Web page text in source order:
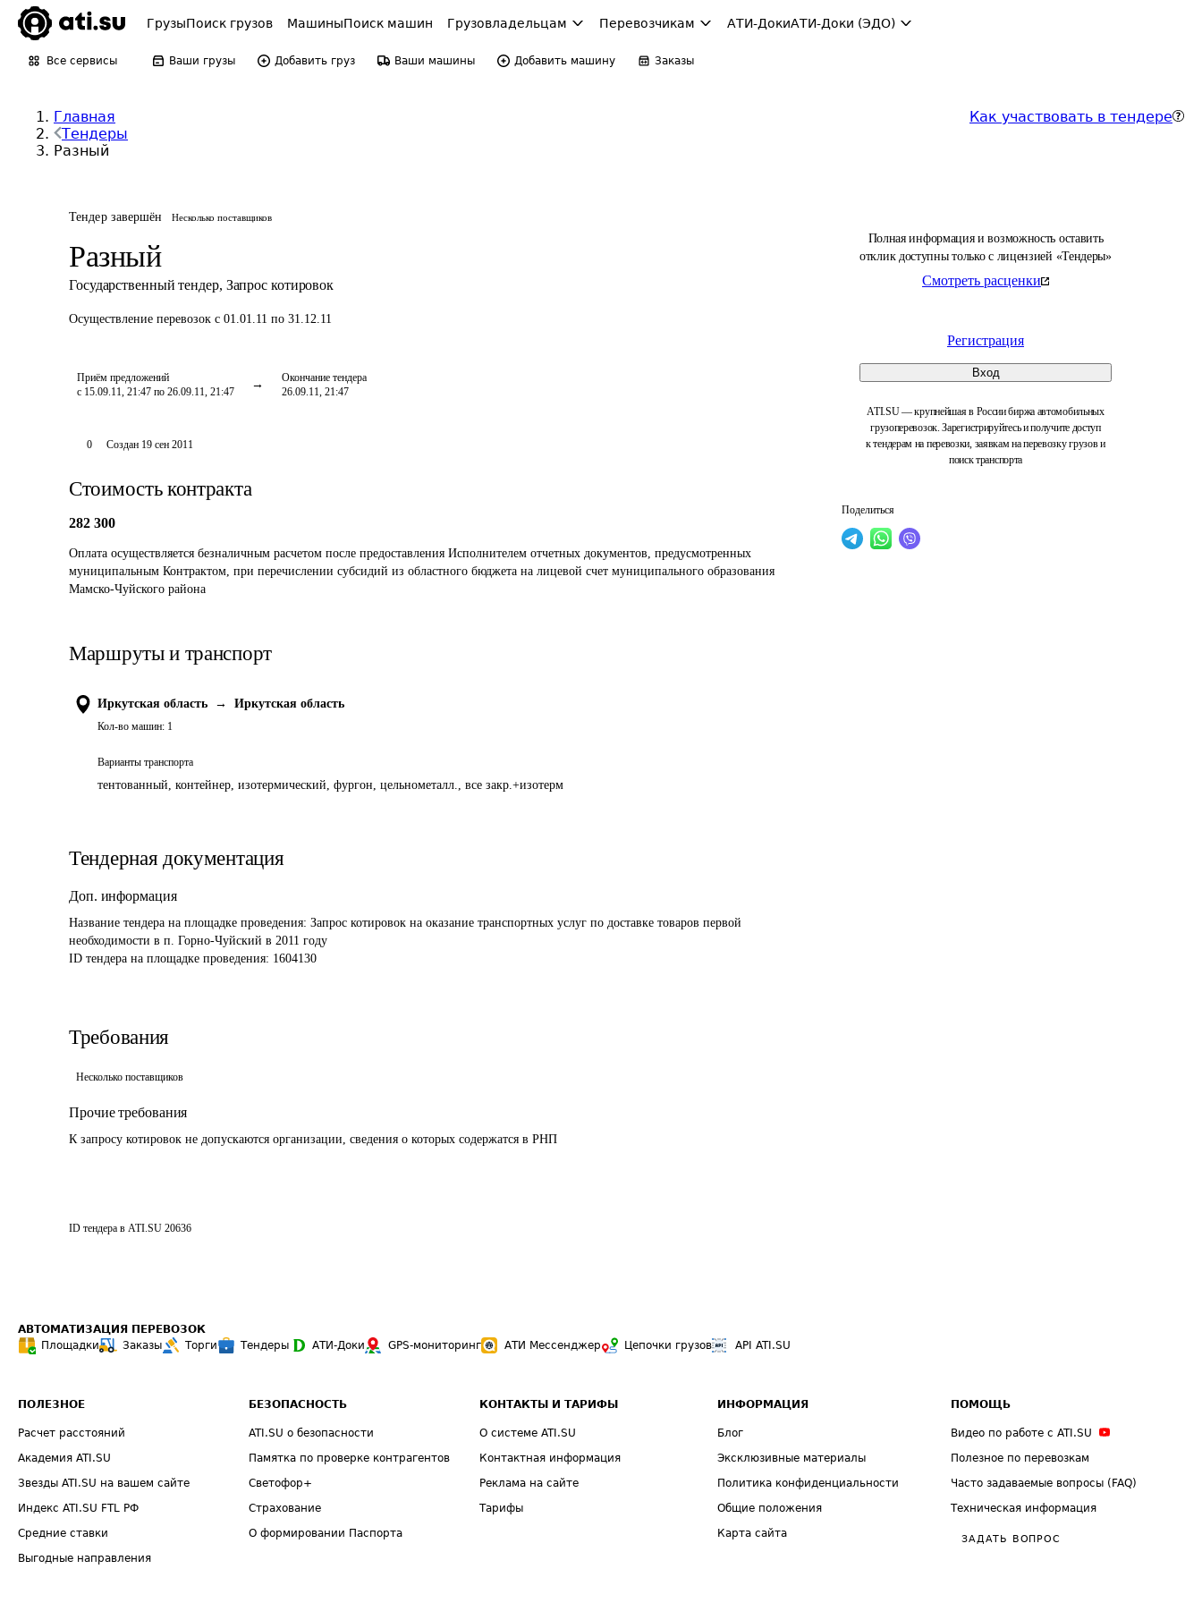
ГрузыПоиск грузов МашиныПоиск машин Грузовладельцам Перевозчикам АТИ-ДокиАТИ-Доки (ЭДО)
Все сервисы Ваши грузы Добавить груз Ваши машины Добавить машину Заказы
Главная
Тендеры
Разный
Как участвовать в тендере
Тендер завершён Несколько поставщиков
Разный
Государственный тендер, Запрос котировок
Осуществление перевозок с 01.01.11 по 31.12.11
Приём предложений
с 15.09.11, 21:47 по 26.09.11, 21:47
Окончание тендера
26.09.11, 21:47
Полная информация и возможность оставить
отклик доступны только с лицензией «Тендеры»
Смотреть расценки
Регистрация
Вход
ATI.SU — крупнейшая в России биржа автомобильных
грузоперевозок. Зарегистрируйтесь и получите доступ
к тендерам на перевозки, заявкам на перевозку грузов и
поиск транспорта
Поделиться
0 Создан 19 сен 2011
Стоимость контракта
282 300
Оплата осуществляется безналичным расчетом после предоставления Исполнителем отчетных документов, предусмотренных
муниципальным Контрактом, при перечислении субсидий из областного бюджета на лицевой счет муниципального образования
Мамско-Чуйского района
Маршруты и транспорт
Иркутская область → Иркутская область
Кол-во машин: 1
Варианты транспорта
тентованный, контейнер, изотермический, фургон, цельнометалл., все закр.+изотерм
Тендерная документация
Доп. информация
Название тендера на площадке проведения: Запрос котировок на оказание транспортных услуг по доставке товаров первой
необходимости в п. Горно-Чуйский в 2011 году
ID тендера на площадке проведения: 1604130
Требования
Несколько поставщиков
Прочие требования
К запросу котировок не допускаются организации, сведения о которых содержатся в РНП
ID тендера в ATI.SU 20636
АВТОМАТИЗАЦИЯ ПЕРЕВОЗОК
Площадки
Заказы Торги Тендеры АТИ-Доки GPS-мониторинг АТИ Мессенджер Цепочки грузов API ATI.SU
ПОЛЕЗНОЕ
Расчет расстояний
Академия ATI.SU
Звезды ATI.SU на вашем сайте
Индекс ATI.SU FTL РФ
Средние ставки
Выгодные направления
БЕЗОПАСНОСТЬ
ATI.SU о безопасности
Памятка по проверке контрагентов
Светофор+
Страхование
О формировании Паспорта
КОНТАКТЫ И ТАРИФЫ
О системе ATI.SU
Контактная информация
Реклама на сайте
Тарифы
ИНФОРМАЦИЯ
Блог
Эксклюзивные материалы
Политика конфиденциальности
Общие положения
Карта сайта
ПОМОЩЬ
Видео по работе с ATI.SU
Полезное по перевозкам
Часто задаваемые вопросы (FAQ)
Техническая информация
ЗАДАТЬ ВОПРОС